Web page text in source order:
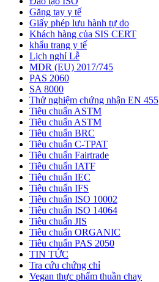
Găng tay y tế
Giấy phép lưu hành tự do
Khách hàng của SIS CERT
khẩu trang y tế
Lịch nghỉ Lễ
MDR (EU) 2017/745
PAS 2060
SA 8000
Thử nghiệm chứng nhận EN 455
Tiêu chuẩn ASTM
Tiêu chuẩn ASTM
Tiêu chuẩn BRC
Tiêu chuẩn C-TPAT
Tiêu chuẩn Fairtrade
Tiêu chuẩn IATF
Tiêu chuẩn IEC
Tiêu chuẩn IFS
Tiêu chuẩn ISO 10002
Tiêu chuẩn ISO 14064
Tiêu chuẩn JIS
Tiêu chuẩn ORGANIC
Tiêu chuẩn PAS 2050
TIN TỨC
Tra cứu chứng chỉ
Vegan thực phẩm thuần chay